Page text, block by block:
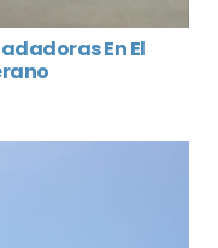
En El